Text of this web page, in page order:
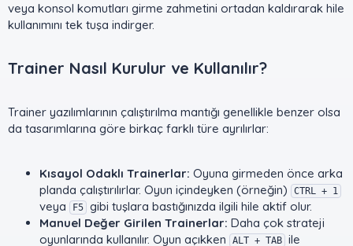
veya konsol komutları girme zahmetini ortadan kaldırarak hile
kullanımını tek tuşa indirger.
Trainer Nasıl Kurulur ve Kullanılır?​
Trainer yazılımlarının çalıştırılma mantığı genellikle benzer olsa
da tasarımlarına göre birkaç farklı türe ayrılırlar:
Kısayol Odaklı Trainerlar: Oyuna girmeden önce arka
planda çalıştırılırlar. Oyun içindeyken (örneğin)
CTRL + 1
veya F5 gibi tuşlara bastığınızda ilgili hile aktif olur.
Manuel Değer Girilen Trainerlar: Daha çok strateji
oyunlarında kullanılır. Oyun açıkken
ALT + TAB ile